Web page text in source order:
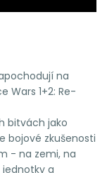
na
Wars 1+2: Re-
bitvách jako
bojové zkušenosti
- na zemi, na
a